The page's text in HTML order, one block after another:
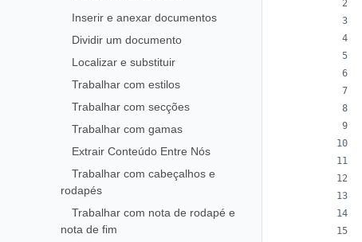
Inserir e anexar documentos
Dividir um documento
Localizar e substituir
Trabalhar com estilos
Trabalhar com secções
Trabalhar com gamas
Extrair Conteúdo Entre Nós
Trabalhar com cabeçalhos e
rodapés
Trabalhar com nota de rodapé e
nota de fim